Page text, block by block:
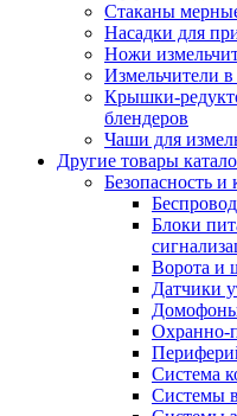
Стаканы
Насадки для
Ножи
Измельчители
Крышки-
блендеров
Чаши для
Другие товары
Безопасность и
Блоки
Ворота и
Датчики
Охранно-
Система
Системы